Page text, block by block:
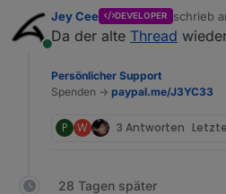
Online
Jey Cee DEVELOPER schrieb
zuletzt
Da der alte Thread
Persönlicher Support
Spenden -> paypal.me/J3YC33
P W 3 Antworten
28 Tagen später